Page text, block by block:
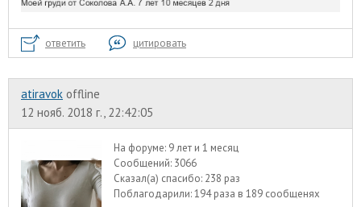
ответить цитировать
atiravok offline
12 нояб. 2018 г., 22:42:05
На форуме: 9 лет и 1 месяц
Сообщений: 3066
Сказал(а) спасибо: 238 раз
Поблагодарили:194 раза в 189 сообщенях